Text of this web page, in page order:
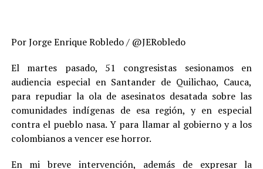
Por Jorge Enrique Robledo / @JERobledo
El martes pasado, 51 congresistas sesionamos en
audiencia especial en Santander de Quilichao, Cauca,
para repudiar la ola de asesinatos desatada sobre las
comunidades indígenas de esa región, y en especial
contra el pueblo nasa. Y para llamar al gobierno y a los
colombianos a vencer ese horror.
En mi breve intervención, además de expresar la